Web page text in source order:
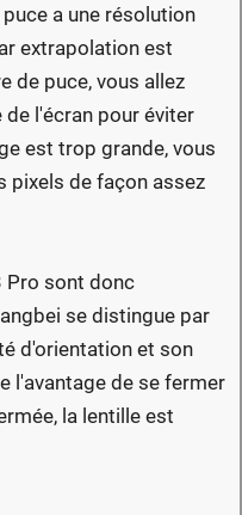
a une résolution
extrapolation est
de puce, vous allez
l'écran pour éviter
est trop grande, vous
pixels de façon assez
Pro sont donc
se distingue par
d'orientation et son
l'avantage de se fermer
la lentille est